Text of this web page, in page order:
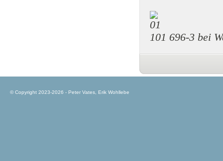
101 696-3 bei
© Copyright 2023-2026 - Peter Vates, Erik Wohllebe